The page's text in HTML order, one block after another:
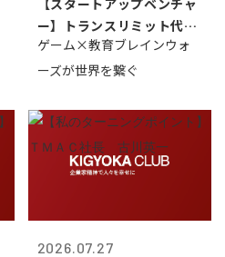
【スタートアップベンチャ
ー】トランスリミット代表
取締役社長 ...
ゲーム×教育ブレインウォ
ーズが世界を繋ぐ
2026.07.27